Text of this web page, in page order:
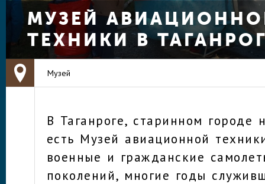
МУЗЕЙ
ТЕХНИКИ В
Музей
В Таганроге, старинном городе
есть Музей авиационной
военные и гражданские
поколений, многие годы